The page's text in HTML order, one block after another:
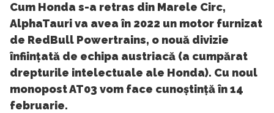
Cum Honda s-a retras din Marele Circ,
AlphaTauri va avea în 2022 un motor furnizat
de RedBull Powertrains, o nouă divizie
înființată de echipa austriacă (a cumpărat
drepturile intelectuale ale Honda). Cu noul
monopost AT03 vom face cunoștință în 14
februarie.